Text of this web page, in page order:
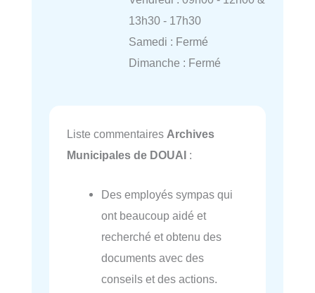
13h30 - 17h30
Samedi : Fermé
Dimanche : Fermé
Liste commentaires Archives
Municipales de DOUAI :
Des employés sympas qui
ont beaucoup aidé et
recherché et obtenu des
documents avec des
conseils et des actions.